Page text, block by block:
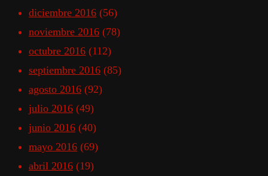
diciembre 2016 (56)
noviembre 2016 (78)
octubre 2016 (112)
septiembre 2016 (85)
agosto 2016 (92)
julio 2016 (49)
junio 2016 (40)
mayo 2016 (69)
abril 2016 (19)